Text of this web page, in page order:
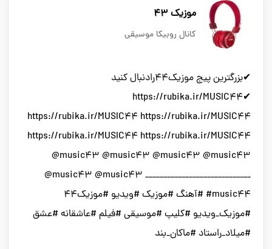
موزیک 43
کانال روبیکا موسیقی
✔بزرگترین پیج موزیک۴۴رادنبال کنید
✔https://rubika.ir/MUSIC44
https://rubika.ir/MUSIC44 https://rubika.ir/MUSIC44
https://rubika.ir/MUSIC44 https://rubika.ir/MUSIC44
@music4۳ @music4۳ @music4۳ @music4۳
@music4۳ @music4۳ _____________________________
#music44 #آهنگ #موزیک #ویدیو #موزیک۴۴
#موزیک_ویدیو #کلیپ #موسیقی #فیلم #عاشقانه #عشق
#میلاد_راستاد #ماکان_بند